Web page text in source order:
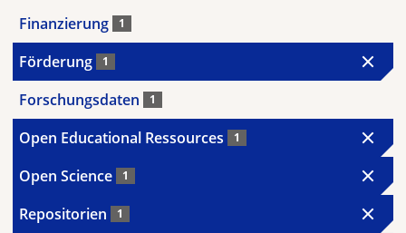
Finanzierung 1
Förderung 1
Forschungsdaten 1
Open Educational Ressources 1
Open Science 1
Repositorien 1